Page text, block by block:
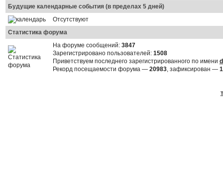
Будущие календарные события (в пределах 5 дней)
Отсутствуют
Статистика форума
На форуме сообщений: 3847
Зарегистрировано пользователей: 1508
Приветствуем последнего зарегистрированного по имени
Рекорд посещаемости форума — 20983, зафиксирован —